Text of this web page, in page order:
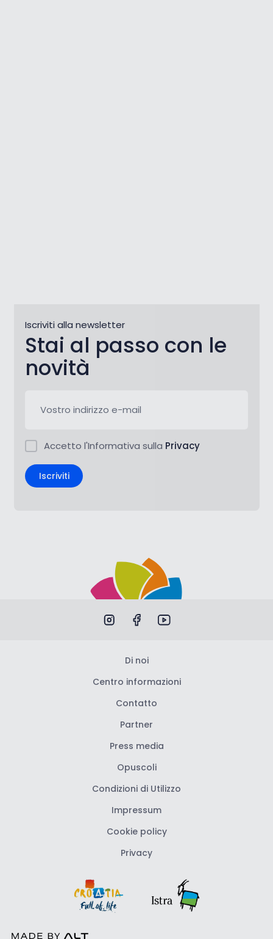
Iscriviti alla newsletter
Stai al passo con le
novità
Accetto l'Informativa sulla Privacy
Iscriviti
Di noi
Centro informazioni
Contatto
Partner
Press media
Opuscoli
Condizioni di Utilizzo
Impressum
Cookie policy
Privacy